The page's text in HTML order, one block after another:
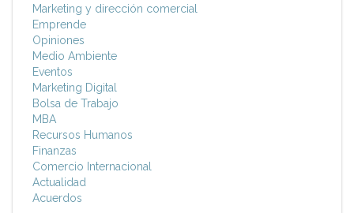
Marketing y dirección comercial
Emprende
Opiniones
Medio Ambiente
Eventos
Marketing Digital
Bolsa de Trabajo
MBA
Recursos Humanos
Finanzas
Comercio Internacional
Actualidad
Acuerdos